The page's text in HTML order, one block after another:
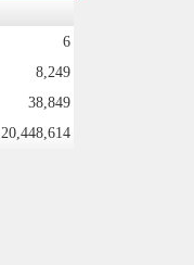
6
8,249
38,849
20,448,614